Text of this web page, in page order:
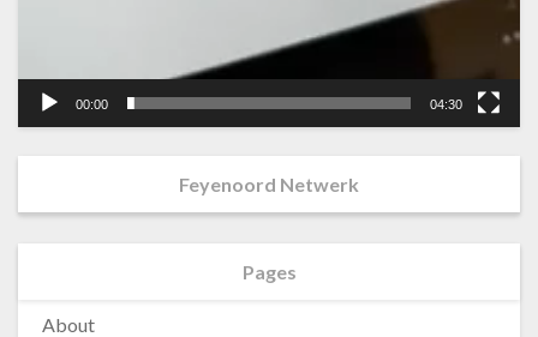
00:00 04:30
Feyenoord Netwerk
Pages
About